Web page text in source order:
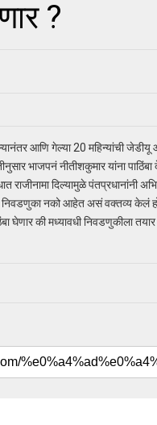
?
आणि गेल्या 20 महिन्यांची
भाजपनं नीतीशकुमार यांना
राजीनामा दिल्यामुळे
निवडणुका नको आहेत असं वक्तव्य केलं
घेणार की मध्यावधी निवडणुकीला